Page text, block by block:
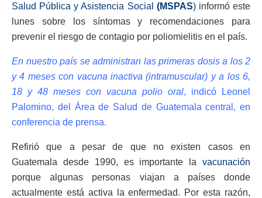
Salud Pública y Asistencia Social (MSPAS)informó este
lunes sobre los síntomas y recomendaciones para
prevenir el riesgo de contagio por poliomielitis en el país.
En nuestro país se administran las primeras dosis a los 2
y 4 meses con vacuna inactiva (intramuscular) y a los 6,
18 y 48 meses con vacuna polio oral, indicó Leonel
Palomino, del Área de Salud de Guatemala central, en
conferencia de prensa.
Refirió que a pesar de que no existen casos en
Guatemala desde 1990, es importante la vacunación
porque algunas personas viajan a países donde
actualmente está activa la enfermedad. Por esta razón,